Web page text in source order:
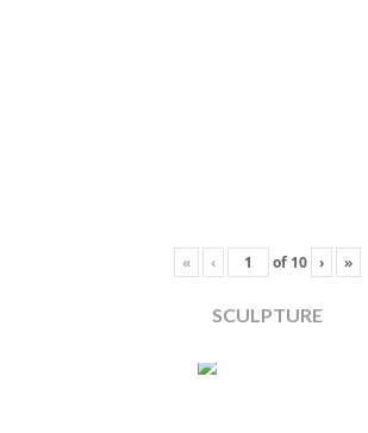
« ‹ of 10 › »
SCULPTURE